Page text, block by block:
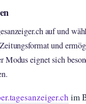
auf und
und
Modus eignet sich
im